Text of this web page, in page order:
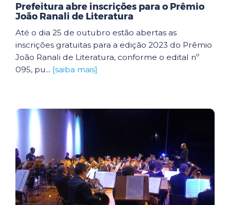
Prefeitura abre inscrições para o Prêmio
João Ranali de Literatura
Até o dia 25 de outubro estão abertas as
inscrições gratuitas para a edição 2023 do Prêmio
João Ranali de Literatura, conforme o edital nº
095, pu... [saiba mais]